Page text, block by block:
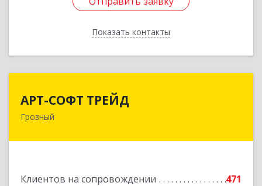
Показать контакты
Назад
АРТ-СОФТ ТРЕЙД
Грозный
Клиентов на сопровождении
471
364013, Чеченская Респ, Грозный г, Полярников